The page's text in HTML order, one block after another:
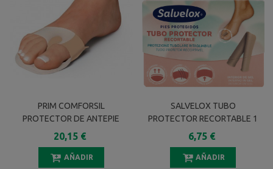
PRIM COMFORSIL
PROTECTOR DE ANTEPIE
CON ALMOHADILLA CC225
TALLA S
20,15 €
AÑADIR
SALVELOX TUBO
PROTECTOR RECORTABLE 1
TUBO 15 CM
6,75 €
AÑADIR